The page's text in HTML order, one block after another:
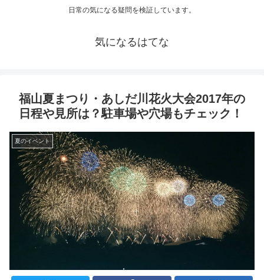
日常の気になる疑問を検証しています。
気になるはてな
福山夏まつり・あしだ川花火大会2017年の
日程や見所は？駐車場や穴場もチェック！
夏のイベント